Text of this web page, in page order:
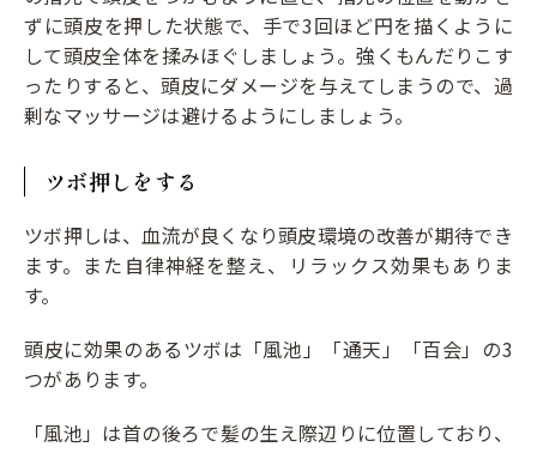
ずに頭皮を押した状態で、手で3回ほど円を描くように
して頭皮全体を揉みほぐしましょう。強くもんだりこす
ったりすると、頭皮にダメージを与えてしまうので、過
剰なマッサージは避けるようにしましょう。
ツボ押しをする
ツボ押しは、血流が良くなり頭皮環境の改善が期待でき
ます。また自律神経を整え、リラックス効果もありま
す。
頭皮に効果のあるツボは「風池」「通天」「百会」の3
つがあります。
「風池」は首の後ろで髪の生え際辺りに位置しており、